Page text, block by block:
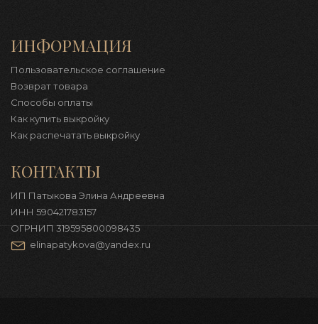
ИНФОРМАЦИЯ
Пользовательское соглашение
Возврат товара
Способы оплаты
Как купить выкройку
Как распечатать выкройку
КОНТАКТЫ
ИП Патыкова Элина Андреевна
ИНН 590421783157
ОГРНИП 319595800098435
elinapatykova@yandex.ru